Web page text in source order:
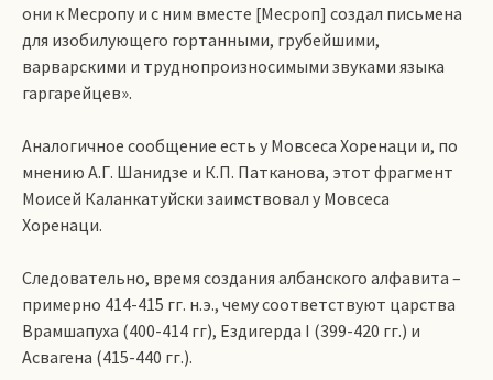
они к Месропу и с ним вместе [Месроп] создал письмена
для изобилующего гортанными, грубейшими,
варварскими и труднопроизносимыми звуками языка
гаргарейцев».
Аналогичное сообщение есть у Мовсеса Хоренаци и, по
мнению А.Г. Шанидзе и К.П. Патканова, этот фрагмент
Моисей Каланкатуйски заимствовал у Мовсеса
Хоренаци.
Следовательно, время создания албанского алфавита –
примерно 414-415 гг. н.э., чему соответствуют царства
Врамшапуха (400-414 гг), Ездигерда I (399-420 гг.) и
Асвагена (415-440 гг.).